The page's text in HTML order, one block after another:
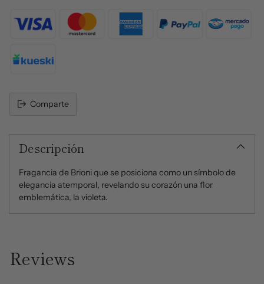
Comparte
un
producto
carrito
Descripción
Fragancia de Brioni que se posiciona como un símbolo de
elegancia atemporal, revelando su corazón una flor
emblemática, la violeta.
Reviews